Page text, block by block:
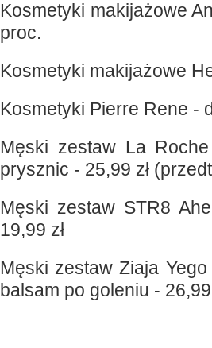
Kosmetyki makijażowe
proc.
Kosmetyki makijażowe
Kosmetyki Pierre Rene -
Męski zestaw La
prysznic - 25,99 zł
Męski zestaw STR8
19,99 zł
Męski zestaw Ziaja
balsam po goleniu - 26,99